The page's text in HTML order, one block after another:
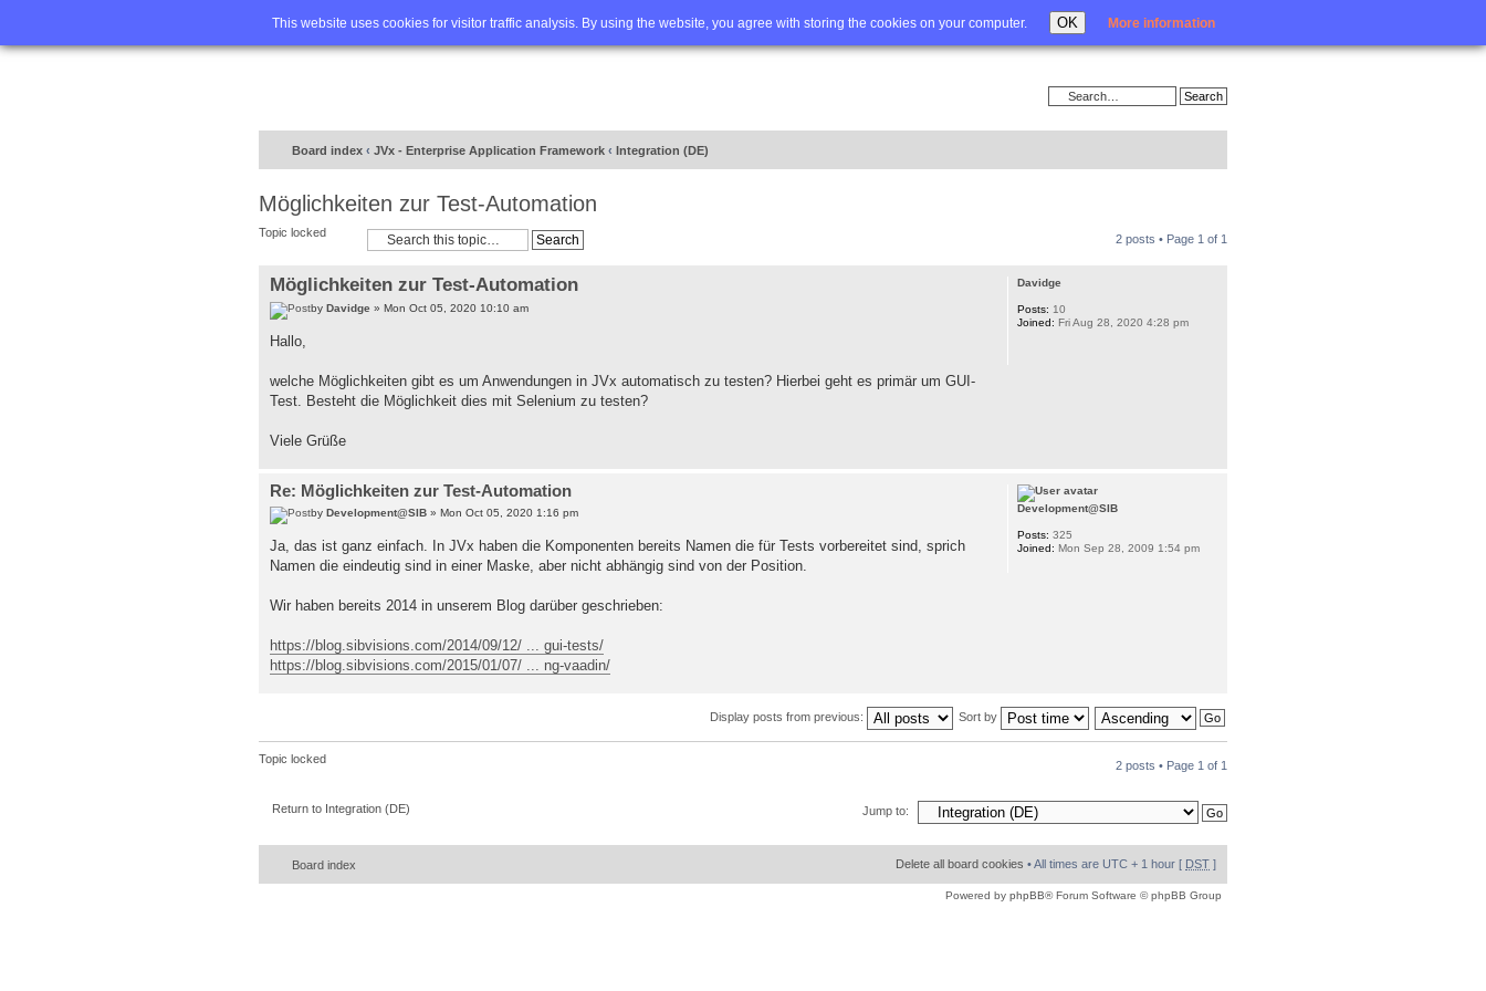
This website uses cookies for visitor traffic analysis. By using the website, you agree with storing the cookies on your computer. OK More information
Home FAQ Advanced search Login
Board index ‹ JVx - Enterprise Application Framework ‹ Integration (DE)
Möglichkeiten zur Test-Automation
Topic locked 2 posts • Page 1 of 1
Möglichkeiten zur Test-Automation
by Davidge » Mon Oct 05, 2020 10:10 am
Hallo,
welche Möglichkeiten gibt es um Anwendungen in JVx automatisch zu testen? Hierbei geht es primär um GUI-
Test. Besteht die Möglichkeit dies mit Selenium zu testen?
Viele Grüße
Davidge
Posts: 10
Joined: Fri Aug 28, 2020 4:28 pm
Re: Möglichkeiten zur Test-Automation
by Development@SIB » Mon Oct 05, 2020 1:16 pm
Ja, das ist ganz einfach. In JVx haben die Komponenten bereits Namen die für Tests vorbereitet sind, sprich
Namen die eindeutig sind in einer Maske, aber nicht abhängig sind von der Position.
Wir haben bereits 2014 in unserem Blog darüber geschrieben:
https://blog.sibvisions.com/2014/09/12/ ... gui-tests/
https://blog.sibvisions.com/2015/01/07/ ... ng-vaadin/
Development@SIB
Posts: 325
Joined: Mon Sep 28, 2009 1:54 pm
Display posts from previous: Sort by
Topic locked 2 posts • Page 1 of 1
Return to Integration (DE) Jump to:
Board index Delete all board cookies • All times are UTC + 1 hour [ DST ]
Powered by phpBB® Forum Software © phpBB Group